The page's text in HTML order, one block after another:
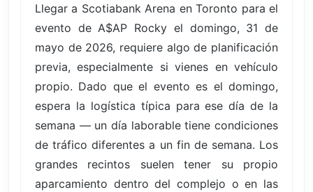
Llegar a Scotiabank Arena en Toronto para el
evento de A$AP Rocky el domingo, 31 de
mayo de 2026, requiere algo de planificación
previa, especialmente si vienes en vehículo
propio. Dado que el evento es el domingo,
espera la logística típica para ese día de la
semana — un día laborable tiene condiciones
de tráfico diferentes a un fin de semana. Los
grandes recintos suelen tener su propio
aparcamiento dentro del complejo o en las